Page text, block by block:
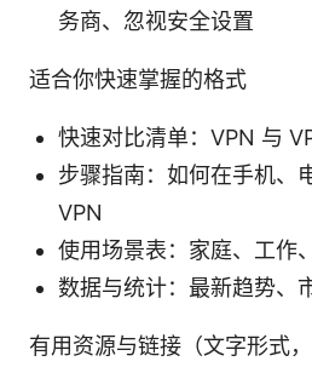
务商、忽视安全设置
适合你快速掌握的格式
快速对比清单：VPN 与
步骤指南：如何在手机、
VPN
使用场景表：家庭、工作
数据与统计：最新趋势、
有用资源与链接（文字形式